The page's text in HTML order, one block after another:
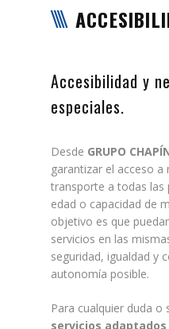
Accesibilidad y
especiales.
Desde GRUPO
garantizar el acceso a
transporte a todas las
edad o capacidad de
objetivo es que
servicios en las
seguridad, igualdad y
autonomía posible.
Para cualquier duda o
servicios